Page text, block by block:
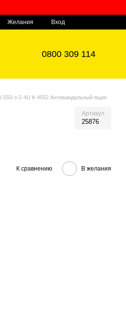
Желания Вход
0800 309 114
550-з-2-4U К-4552 Антивандальный ящик
Артикул
25876
К сравнению В желания